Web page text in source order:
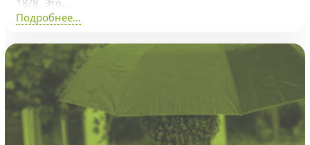
18/8. Это...
Подробнее...